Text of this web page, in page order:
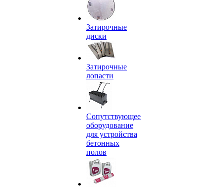
Затирочные
диски
Затирочные
лопасти
Сопутствующее
оборудование
для устройства
бетонных
полов